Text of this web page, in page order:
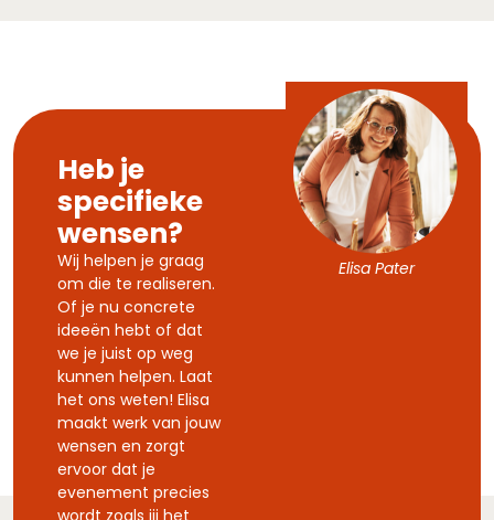
Elisa Pater
Heb je
specifieke
wensen?
Wij helpen je graag
om die te realiseren.
Of je nu concrete
ideeën hebt of dat
we je juist op weg
kunnen helpen. Laat
het ons weten! Elisa
maakt werk van jouw
wensen en zorgt
ervoor dat je
evenement precies
wordt zoals jij het